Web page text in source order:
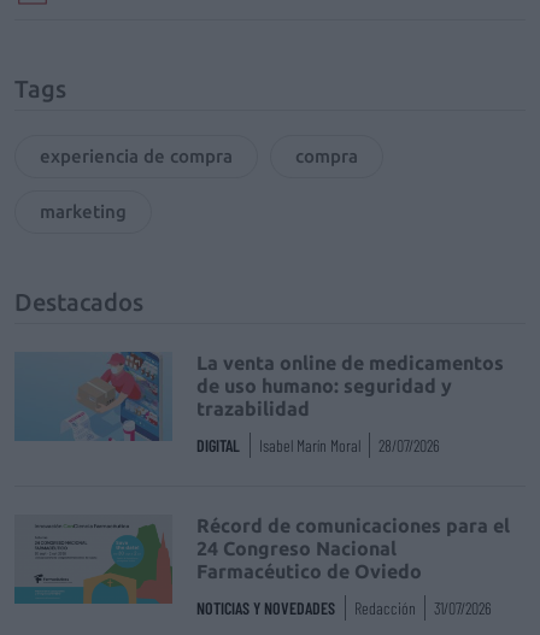
Tags
experiencia de compra compra
marketing
Destacados
La venta online de medicamentos
de uso humano: seguridad y
trazabilidad
DIGITAL Isabel Marín Moral 28/07/2026
Récord de comunicaciones para el
24 Congreso Nacional
Farmacéutico de Oviedo
NOTICIAS Y NOVEDADES Redacción 31/07/2026